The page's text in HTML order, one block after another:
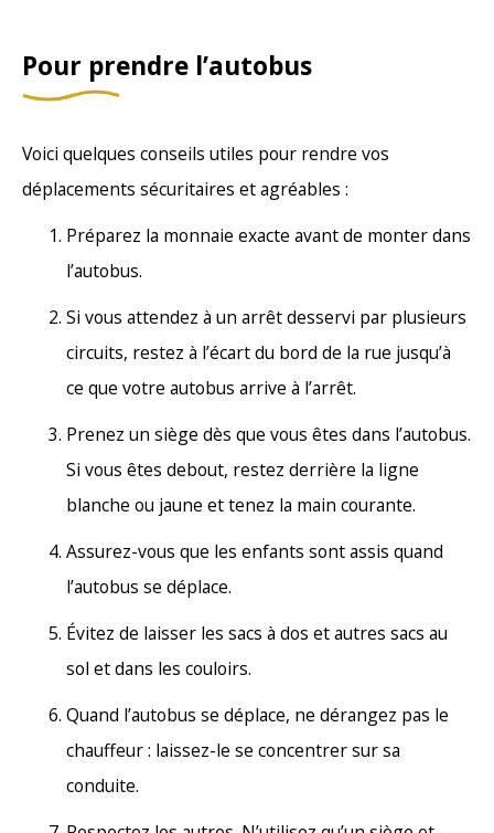
Pour prendre l’autobus
Voici quelques conseils utiles pour rendre vos
déplacements sécuritaires et agréables :
Préparez la monnaie exacte avant de monter dans
l’autobus.
Si vous attendez à un arrêt desservi par plusieurs
circuits, restez à l’écart du bord de la rue jusqu’à
ce que votre autobus arrive à l’arrêt.
Prenez un siège dès que vous êtes dans l’autobus.
Si vous êtes debout, restez derrière la ligne
blanche ou jaune et tenez la main courante.
Assurez-vous que les enfants sont assis quand
l’autobus se déplace.
Évitez de laisser les sacs à dos et autres sacs au
sol et dans les couloirs.
Quand l’autobus se déplace, ne dérangez pas le
chauffeur : laissez-le se concentrer sur sa
conduite.